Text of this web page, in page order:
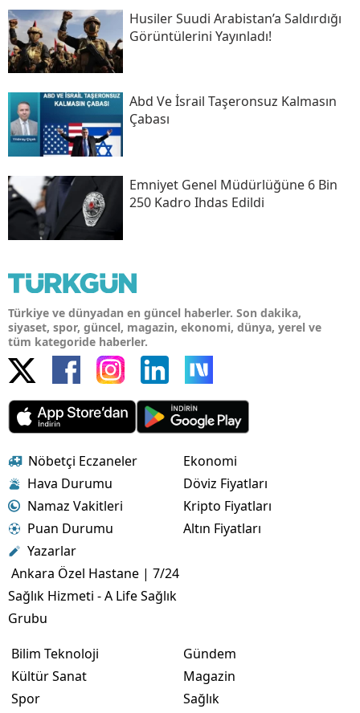
Husiler Suudi Arabistan’a Saldırdığı
Görüntülerini Yayınladı!
Abd Ve İsrail Taşeronsuz Kalmasın
Çabası
Emniyet Genel Müdürlüğüne 6 Bin
250 Kadro Ihdas Edildi
Türkiye ve dünyadan en güncel haberler. Son dakika,
siyaset, spor, güncel, magazin, ekonomi, dünya, yerel ve
tüm kategoride haberler.
Nöbetçi Eczaneler
Hava Durumu
Namaz Vakitleri
Puan Durumu
Yazarlar
Ankara Özel Hastane | 7/24
Sağlık Hizmeti - A Life Sağlık
Grubu
Ekonomi
Döviz Fiyatları
Kripto Fiyatları
Altın Fiyatları
Bilim Teknoloji
Kültür Sanat
Spor
Gündem
Magazin
Sağlık